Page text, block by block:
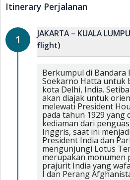
Itinerary Perjalanan
1
JAKARTA – KUALA
flight)
Berkumpul di Bandara
Soekarno Hatta untuk
kota Delhi, India.
akan diajak untuk
melewati President
pada tahun 1929 yang
kediaman dari
Inggris, saat ini
President India dan
mengunjungi Lotus
merupakan monumen
prajurit India yang
I dan Perang